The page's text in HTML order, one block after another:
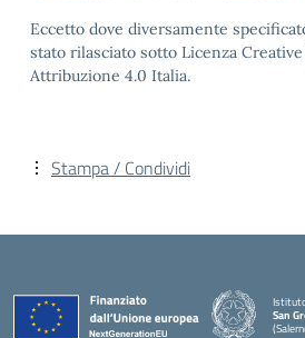
Eccetto dove diversamente
stato rilasciato sotto Licenza
Attribuzione 4.0 Italia.
Stampa / Condividi
San